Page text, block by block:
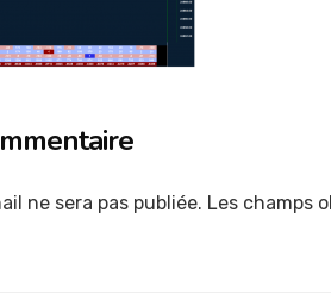
ne sera pas publiée. Les champs